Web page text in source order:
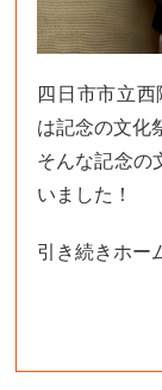
四日市市立
は記念の文化
そんな記念の
いました！
引き続きホー